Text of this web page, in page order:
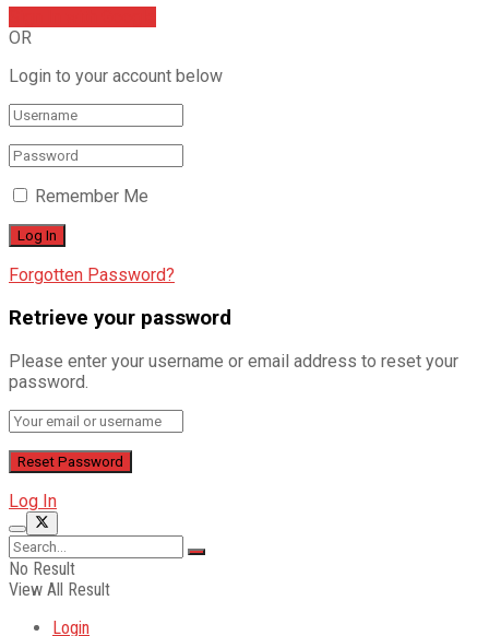
OR
Login to your account below
Remember Me
Forgotten Password?
Retrieve your password
Please enter your username or email address to reset your
password.
Log In
No Result
View All Result
Login